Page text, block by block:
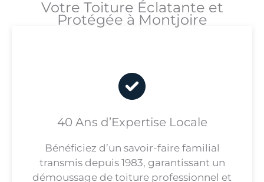
Votre Toiture Éclatante et
Protégée à Montjoire
40 Ans d’Expertise Locale
Bénéficiez d’un savoir-faire familial
transmis depuis 1983, garantissant un
démoussage de toiture professionnel et